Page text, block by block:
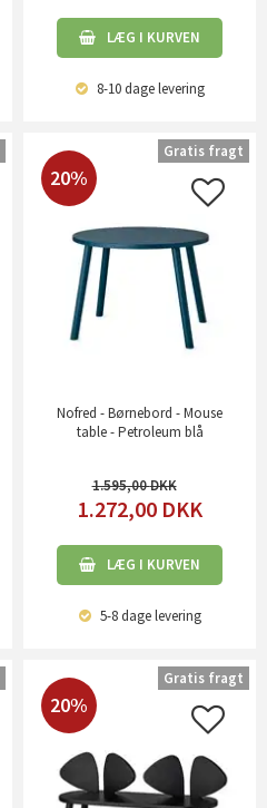
LÆG I KURVEN
8-10 dagelevering
20%
Nofred - Børnebord - Mouse
table - Petroleum blå
1.595,00
1.272,00 DKK
LÆG I KURVEN
5-8 dagelevering
Gratis fragt
20%
Gratis fragt